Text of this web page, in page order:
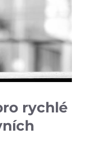
rychlé